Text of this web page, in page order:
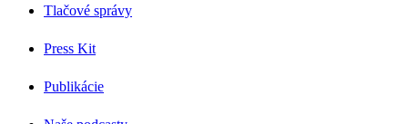
Tlačové správy
Press Kit
Publikácie